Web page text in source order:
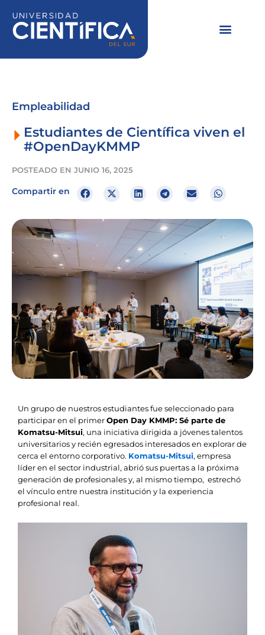
contenido
Empleabilidad
Estudiantes de Científica viven el
#OpenDayKMMP
POSTEADO EN JUNIO 16, 2025
Compartir en
Un grupo de nuestros estudiantes fue seleccionado para
participar en el primerOpen Day KMMP: Sé parte de
Komatsu-Mitsui, una iniciativa dirigida a jóvenes talentos
universitarios y recién egresados interesados en explorar de
cerca el entorno corporativo. Komatsu-Mitsui, empresa
líder en el sector industrial, abrió sus puertas a la próxima
generación de profesionales y, al mismo tiempo, estrechó
el vínculo entre nuestra institución y la experiencia
profesional real.